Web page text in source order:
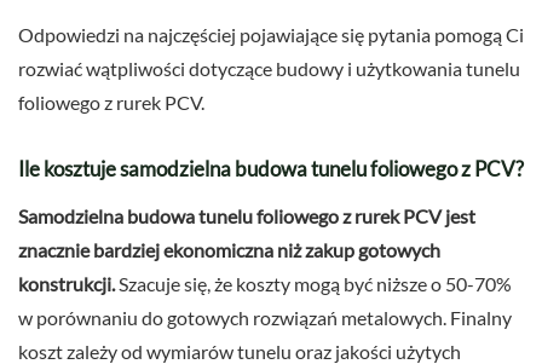
Odpowiedzi na najczęściej pojawiające się pytania pomogą Ci
rozwiać wątpliwości dotyczące budowy i użytkowania tunelu
foliowego z rurek PCV.
Ile kosztuje samodzielna budowa tunelu foliowego z PCV?
Samodzielna budowa tunelu foliowego z rurek PCV jest
znacznie bardziej ekonomiczna niż zakup gotowych
konstrukcji. Szacuje się, że koszty mogą być niższe o 50-70%
w porównaniu do gotowych rozwiązań metalowych. Finalny
koszt zależy od wymiarów tunelu oraz jakości użytych